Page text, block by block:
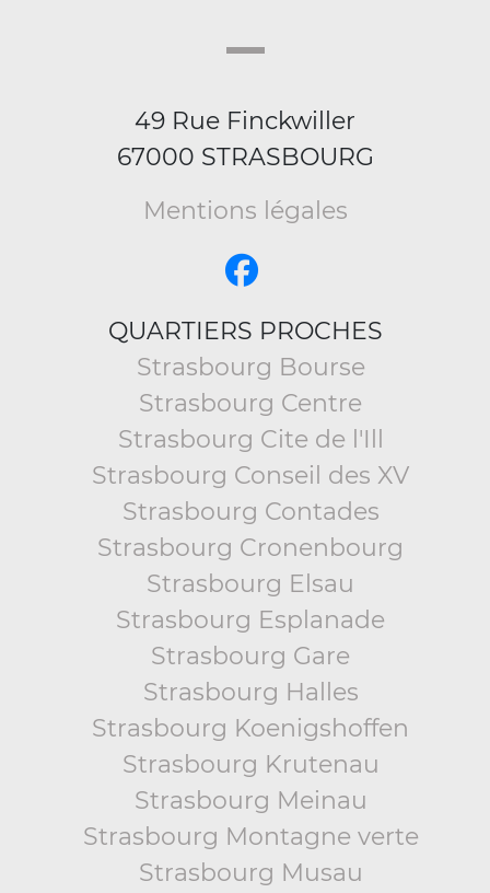
49 Rue Finckwiller
67000 STRASBOURG
Mentions légales
QUARTIERS PROCHES
Strasbourg Bourse
Strasbourg Centre
Strasbourg Cite de l'Ill
Strasbourg Conseil des XV
Strasbourg Contades
Strasbourg Cronenbourg
Strasbourg Elsau
Strasbourg Esplanade
Strasbourg Gare
Strasbourg Halles
Strasbourg Koenigshoffen
Strasbourg Krutenau
Strasbourg Meinau
Strasbourg Montagne verte
Strasbourg Musau